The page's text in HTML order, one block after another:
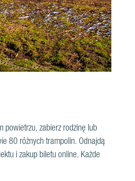
powietrzu, zabierz rodzinę lub
80 różnych trampolin. Odnajdą
i zakup biletu online. Każde